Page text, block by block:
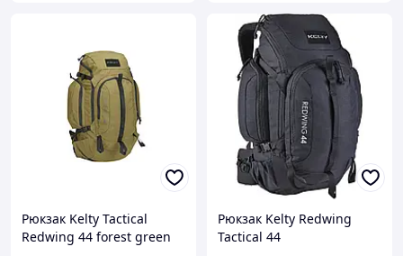
Рюкзак Kelty Tactical
Redwing 44 forest green
Рюкзак Kelty Redwing
Tactical 44